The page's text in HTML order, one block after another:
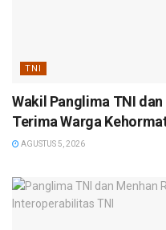
TNI
Wakil Panglima TNI
Terima Warga
AGUSTUS 5, 2026